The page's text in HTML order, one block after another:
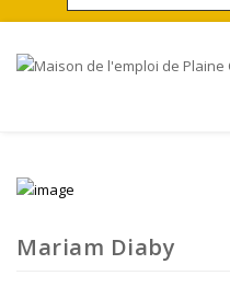
Mariam Diaby